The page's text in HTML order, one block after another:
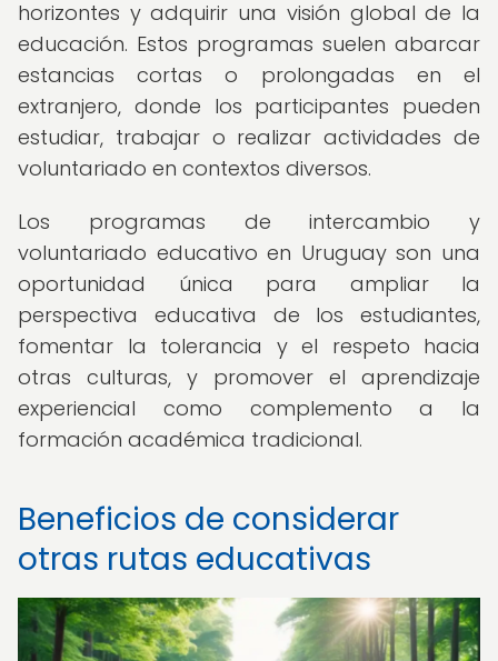
horizontes y adquirir una visión global de la
educación. Estos programas suelen abarcar
estancias cortas o prolongadas en el
extranjero, donde los participantes pueden
estudiar, trabajar o realizar actividades de
voluntariado en contextos diversos.
Los programas de intercambio y
voluntariado educativo en Uruguay son una
oportunidad única para ampliar la
perspectiva educativa de los estudiantes,
fomentar la tolerancia y el respeto hacia
otras culturas, y promover el aprendizaje
experiencial como complemento a la
formación académica tradicional.
Beneficios de considerar
otras rutas educativas